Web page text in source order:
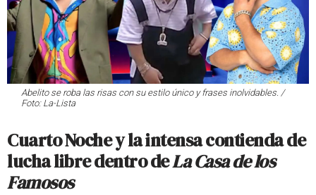
Abelito se roba las risas con su estilo único y frases inolvidables. /
Foto: La-Lista
Cuarto Noche y la intensa contienda de
lucha libre dentro deLa Casa de los
Famosos